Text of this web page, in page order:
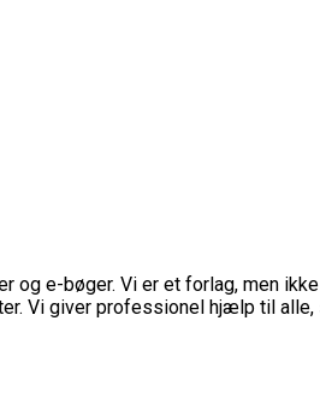
og e-bøger. Vi er et forlag, men
Vi giver professionel hjælp til